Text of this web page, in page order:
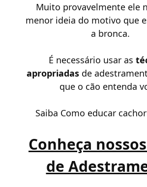
Muito provavelmente ele
menor ideia do motivo que
a bronca.
É necessário usar as
apropriadas de
que o cão entenda
Saiba Como educar
Conheça
de